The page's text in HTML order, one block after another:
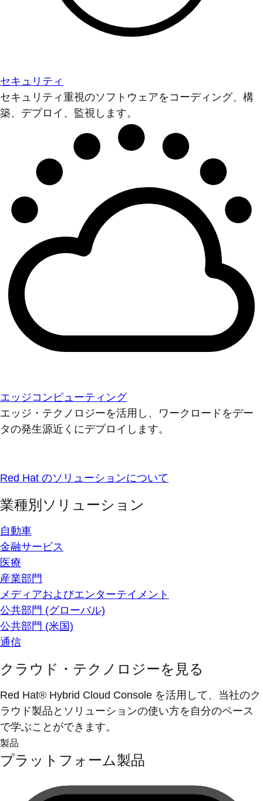
セキュリティ
セキュリティ重視のソフトウェアをコーディング、構
築、デプロイ、監視します。
エッジコンピューティング
エッジ・テクノロジーを活用し、ワークロードをデー
タの発生源近くにデプロイします。
Red Hat のソリューションについて
業種別ソリューション
自動車
金融サービス
医療
産業部門
メディアおよびエンターテイメント
公共部門 (グローバル)
公共部門 (米国)
通信
クラウド・テクノロジーを見る
Red Hat® Hybrid Cloud Console を活用して、当社のク
ラウド製品とソリューションの使い方を自分のペース
で学ぶことができます。
製品
プラットフォーム製品